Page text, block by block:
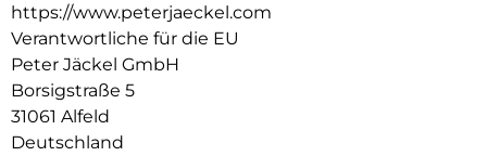
https://www.peterjaeckel.com
Verantwortliche für die EU
Peter Jäckel GmbH
Borsigstraße 5
31061 Alfeld
Deutschland